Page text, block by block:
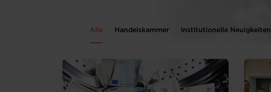
Alle Handelskammer Institutionelle Neuigkeiten